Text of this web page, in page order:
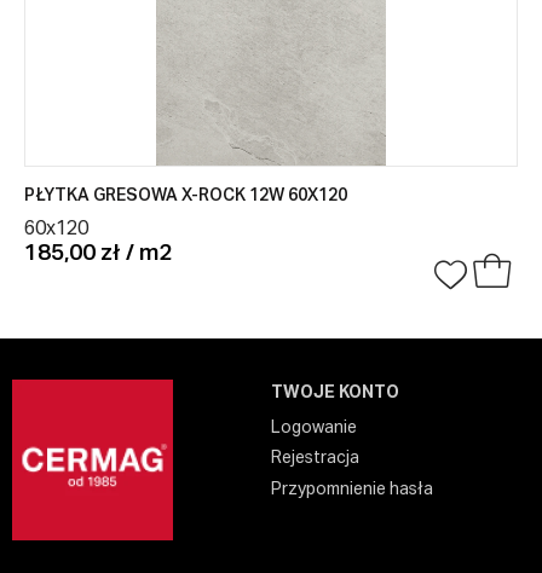
PŁYTKA GRESOWA X-ROCK 12W 60X120
60x120
185,00 zł / m2
TWOJE KONTO
Logowanie
Rejestracja
Przypomnienie hasła